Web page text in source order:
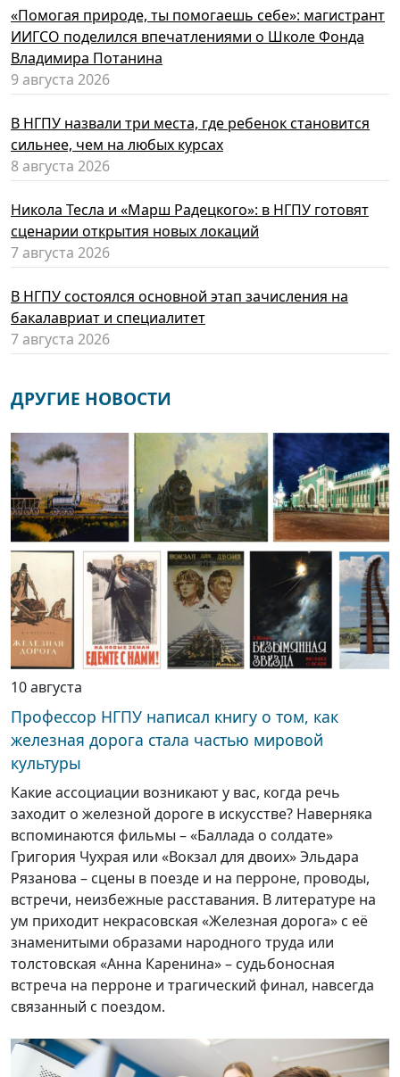
«Помогая природе, ты помогаешь себе»: магистрант
ИИГСО поделился впечатлениями о Школе Фонда
Владимира Потанина
9 августа 2026
В НГПУ назвали три места, где ребенок становится
сильнее, чем на любых курсах
8 августа 2026
Никола Тесла и «Марш Радецкого»: в НГПУ готовят
сценарии открытия новых локаций
7 августа 2026
В НГПУ состоялся основной этап зачисления на
бакалавриат и специалитет
7 августа 2026
ДРУГИЕ НОВОСТИ
10 августа
Профессор НГПУ написал книгу о том, как
железная дорога стала частью мировой
культуры
Какие ассоциации возникают у вас, когда речь
заходит о железной дороге в искусстве? Наверняка
вспоминаются фильмы – «Баллада о солдате»
Григория Чухрая или «Вокзал для двоих» Эльдара
Рязанова – сцены в поезде и на перроне, проводы,
встречи, неизбежные расставания. В литературе на
ум приходит некрасовская «Железная дорога» с её
знаменитыми образами народного труда или
толстовская «Анна Каренина» – судьбоносная
встреча на перроне и трагический финал, навсегда
связанный с поездом.